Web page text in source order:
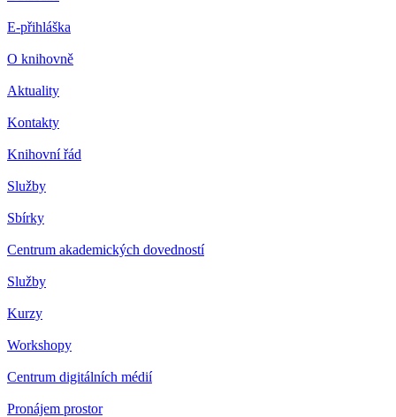
E-přihláška
O knihovně
Aktuality
Kontakty
Knihovní řád
Služby
Sbírky
Centrum akademických dovedností
Služby
Kurzy
Workshopy
Centrum digitálních médií
Pronájem prostor